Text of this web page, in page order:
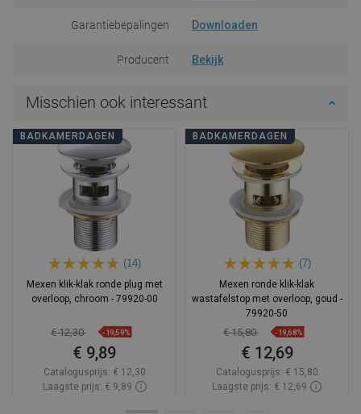
Garantiebepalingen Downloaden
Producent Bekijk
Misschien ook interessant
BADKAMERDAGEN
(14)
Mexen klik-klak ronde plug met
overloop, chroom - 79920-00
€ 12,30 -19,59%
€ 9,89
Catalogusprijs: € 12,30
Laagste prijs: € 9,89
BADKAMERDAGEN
(7)
Mexen ronde klik-klak
wastafelstop met overloop, goud -
79920-50
€ 15,80 -19,68%
€ 12,69
Catalogusprijs: € 15,80
Laagste prijs: € 12,69